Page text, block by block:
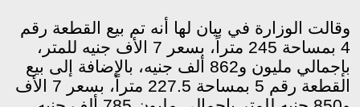
وقالت الوزارة في بيان لها أنه تم بيع القطعة رقم
4 بمساحة 245 متراً، بسعر 7 الأف جنيه للمتر،
بإجمالي مليون و862 ألف جنيه، بالإضافة إلى بيع
القطعة رقم 5 بمساحة 227.5 متراً، بسعر 7 الأف